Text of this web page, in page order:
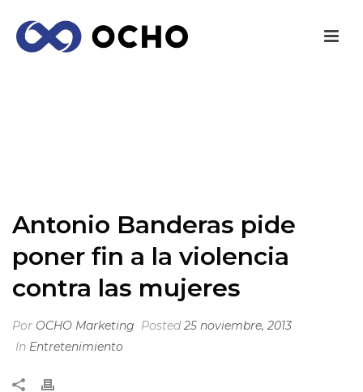
Antonio Banderas pide
poner fin a la violencia
contra las mujeres
Por OCHO Marketing Posted25 noviembre, 2013
In Entretenimiento